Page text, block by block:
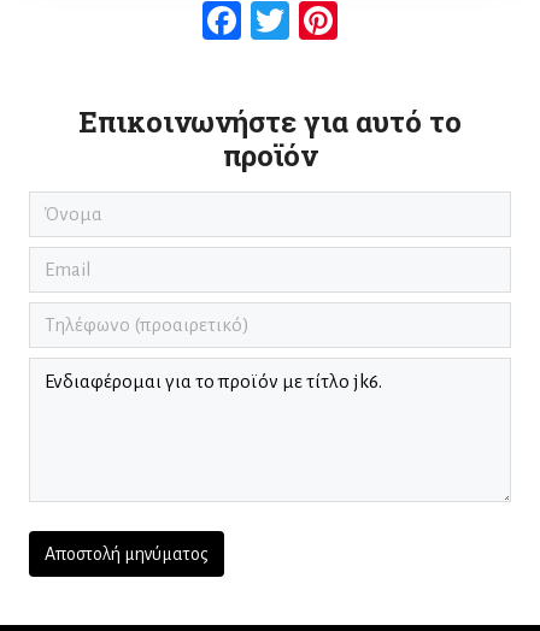
Facebook
Twitter
Επικοινωνήστε για αυτό το
προϊόν